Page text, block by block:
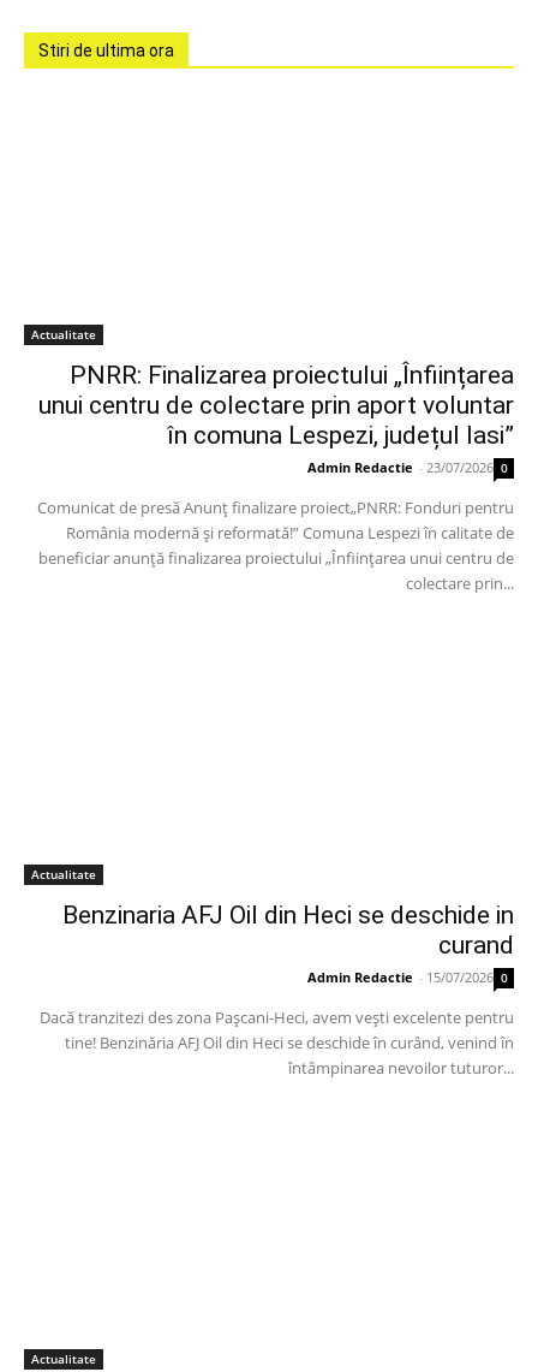
Stiri de ultima ora
Actualitate
PNRR: Finalizarea proiectului „Înființarea
unui centru de colectare prin aport voluntar
în comuna Lespezi, județul Iasi”
Admin Redactie - 23/07/2026 0
Comunicat de presă Anunț finalizare proiect„PNRR: Fonduri pentru
România modernă și reformată!” Comuna Lespezi în calitate de
beneficiar anunță finalizarea proiectului „Înființarea unui centru de
colectare prin...
Actualitate
Benzinaria AFJ Oil din Heci se deschide in
curand
Admin Redactie - 15/07/2026 0
Dacă tranzitezi des zona Pașcani-Heci, avem vești excelente pentru
tine! Benzinăria AFJ Oil din Heci se deschide în curând, venind în
întâmpinarea nevoilor tuturor...
Actualitate